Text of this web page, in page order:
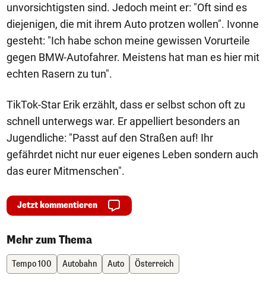
unvorsichtigsten sind. Jedoch meint er: "Oft sind es
diejenigen, die mit ihrem Auto protzen wollen". Ivonne
gesteht: "Ich habe schon meine gewissen Vorurteile
gegen BMW-Autofahrer. Meistens hat man es hier mit
echten Rasern zu tun".
TikTok-Star Erik erzählt, dass er selbst schon oft zu
schnell unterwegs war. Er appelliert besonders an
Jugendliche: "Passt auf den Straßen auf! Ihr
gefährdet nicht nur euer eigenes Leben sondern auch
das eurer Mitmenschen".
Jetzt kommentieren
Mehr zum Thema
Tempo 100 Autobahn Auto Österreich